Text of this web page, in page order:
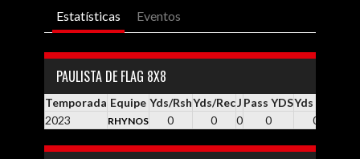
Estatísticas Eventos
PAULISTA DE FLAG 8X8
Temporada Equipe Yds/RshYds/RecJ Pass YDSYds / Pass
2023
RHYNOS 0 0 0 0 0.0